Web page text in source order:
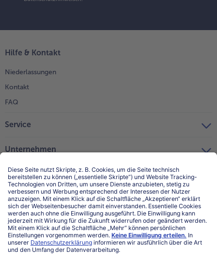
Hilfe & Kontakt
Niederlassungen
Kontakt
FAQ
Service
Unternehmen
Über uns